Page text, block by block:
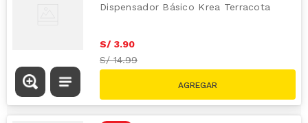
Dispensador Básico Krea Terracota
S/ 3.90
S/14.99